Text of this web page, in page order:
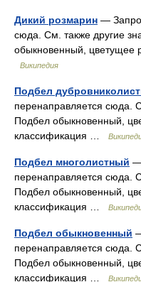
Дикий розмарин —
сюда. Cм. также другие
обыкновенный, цветущее
Википедия
Подбел
перенаправляется сюда.
Подбел обыкновенный,
классификация …
Подбел многолистный —
перенаправляется сюда.
Подбел обыкновенный,
классификация …
Подбел обыкновенный
перенаправляется сюда.
Подбел обыкновенный,
классификация …